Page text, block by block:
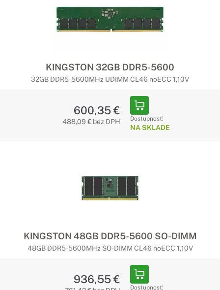
KINGSTON 32GB DDR5-5600
32GB DDR5-5600MHz UDIMM CL46 noECC 1,10V
600,35 €
488,09 € bez DPH Dostupnosť:
NA SKLADE
KINGSTON 48GB DDR5-5600 SO-DIMM
48GB DDR5-5600MHz SO-DIMM CL46 noECC 1,10V
936,55 €
Dostupnosť: